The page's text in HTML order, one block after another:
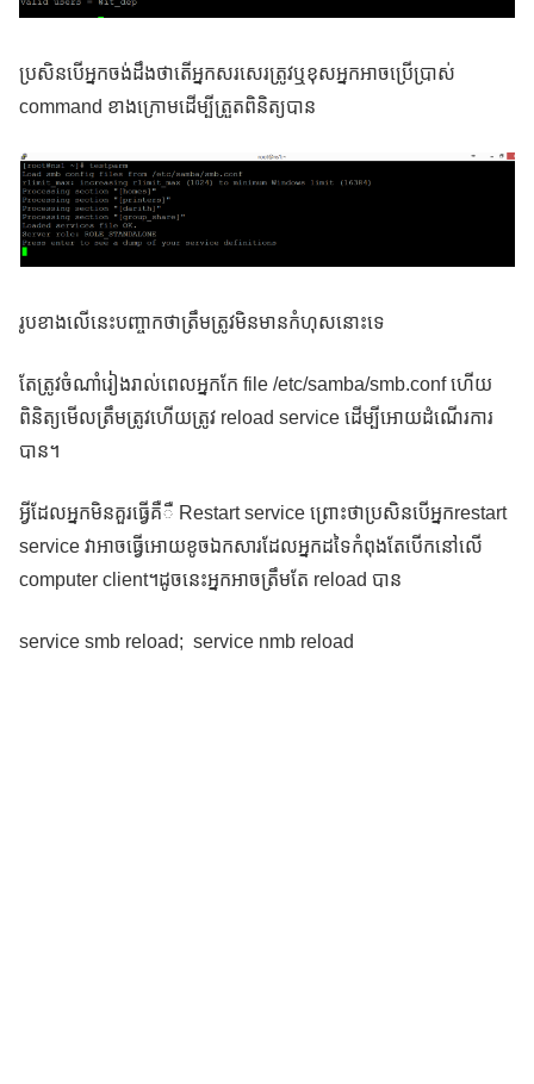
ប្រសិនបើអ្នកចង់ដឹងថាតើអ្នកសរសេរត្រូវឬខុសអ្នកអាចប្រើប្រាស់
command ខាងក្រោមដើម្បីត្រួតពិនិត្យបាន
រូបខាងលើនេះបញ្ចាកថាត្រឹមត្រូវមិនមានកំហុសនោះទេ
តែត្រូវចំណាំរៀងរាល់ពេលអ្នកកែ file /etc/samba/smb.conf ហើយ
ពិនិត្យមើលត្រឹមត្រូវហើយត្រូវ reload service ដើម្បីអោយដំណើរការ
បាន។
អ្វីដែលអ្នកមិនគួរធ្វើគឺឺ Restart service ព្រោះថាប្រសិនបើអ្នកrestart
service វាអាចធ្វើអោយខូចឯកសារដែលអ្នកដទៃកំពុងតែបើកនៅលើ
computer client។ដូចនេះអ្នកអាចត្រឹមតែ reload បាន
service smb reload; service nmb reload